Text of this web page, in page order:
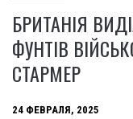
БРИТАНІЯ
ФУНТІВ
СТАРМЕР
24 ФЕВРАЛЯ, 2025